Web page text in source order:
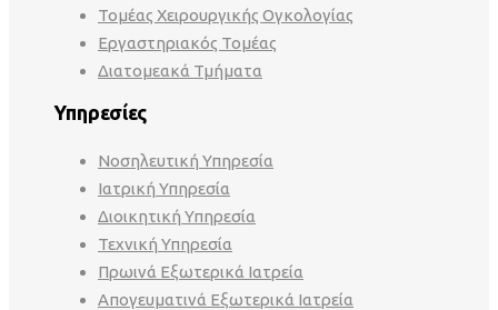
Τομέας Χειρουργικής Ογκολογίας
Εργαστηριακός Τομέας
Διατομεακά Τμήματα
Υπηρεσίες
Νοσηλευτική Υπηρεσία
Ιατρική Υπηρεσία
Διοικητική Υπηρεσία
Τεχνική Υπηρεσία
Πρωινά Εξωτερικά Ιατρεία
Απογευματινά Εξωτερικά Ιατρεία